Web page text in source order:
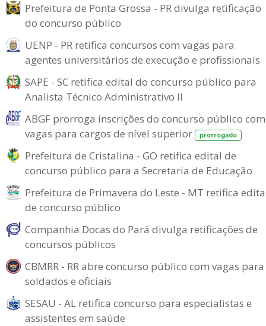
Prefeitura de Ponta Grossa - PR divulga retificação
do concurso público
UENP - PR retifica concursos com vagas para
agentes universitários de execução e profissionais
SAPE - SC retifica edital do concurso público para
Analista Técnico Administrativo II
ABGF prorroga inscrições do concurso público com
vagas para cargos de nível superior
prorrogado
Prefeitura de Cristalina - GO retifica edital de
concurso público para a Secretaria de Educação
Prefeitura de Primavera do Leste - MT retifica
de concurso público
Companhia Docas do Pará divulga retificações de
concursos públicos
CBMRR - RR abre concurso público com vagas para
soldados e oficiais
SESAU - AL retifica concurso para especialistas e
assistentes em saúde